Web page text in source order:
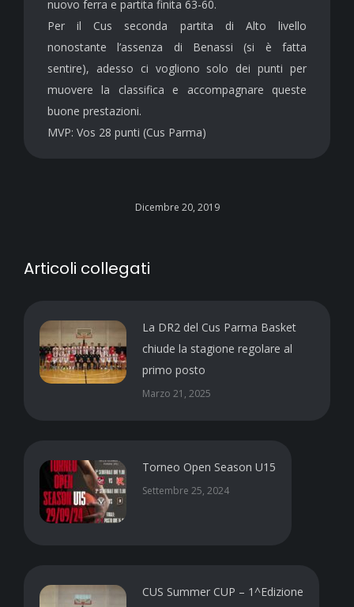
nuovo ferra e partita finita 63-60.
Per il Cus seconda partita di Alto livello
nonostante l’assenza di Benassi (si è fatta
sentire), adesso ci vogliono solo dei punti per
muovere la classifica e accompagnare queste
buone prestazioni.
MVP: Vos 28 punti (Cus Parma)
Dicembre 20, 2019
Articoli collegati
La DR2 del Cus Parma Basket
chiude la stagione regolare al
primo posto
Marzo 21, 2025
Torneo Open Season U15
Settembre 25, 2024
CUS Summer CUP – 1^Edizione